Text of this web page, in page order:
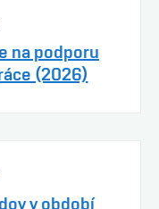
na podporu
(2026)
v období